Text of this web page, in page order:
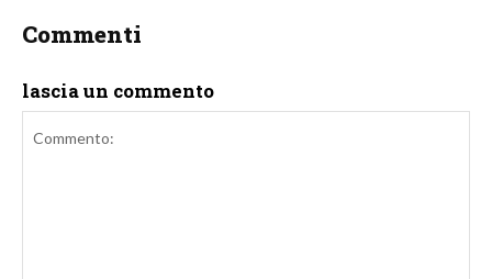
Commenti
lascia un commento